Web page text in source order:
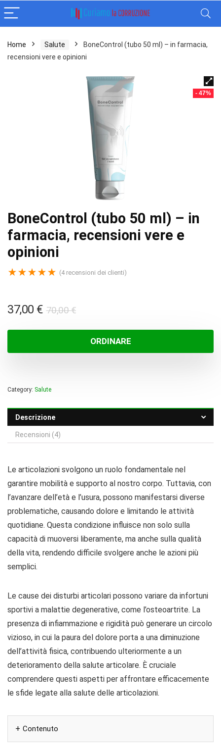
Home Salute
BoneControl (tubo 50 ml) – in farmacia,
recensioni vere e opinioni
- 47%
BoneControl (tubo 50 ml) – in
farmacia, recensioni vere e
opinioni
★★★★★ (4recensioni dei clienti)
70,00€Il
originale
era:
37,00 €
Il
attuale
è:
ORDINARE
Category: Salute
Descrizione
Recensioni (4)
Le articolazioni svolgono un ruolo fondamentale nel
garantire mobilità e supporto al nostro corpo. Tuttavia, con
l’avanzare dell’età e l’usura, possono manifestarsi diverse
problematiche, causando dolore e limitando le attività
quotidiane. Questa condizione influisce non solo sulla
capacità di muoversi liberamente, ma anche sulla qualità
della vita, rendendo difficile svolgere anche le azioni più
semplici.
Le cause dei disturbi articolari possono variare da infortuni
sportivi a malattie degenerative, come l’osteoartrite. La
presenza di infiammazione e rigidità può generare un circolo
vizioso, in cui la paura del dolore porta a una diminuzione
dell’attività fisica, contribuendo ulteriormente a un
deterioramento della salute articolare. È cruciale
comprendere questi aspetti per affrontare efficacemente
le sfide legate alla salute delle articolazioni.
Contenuto